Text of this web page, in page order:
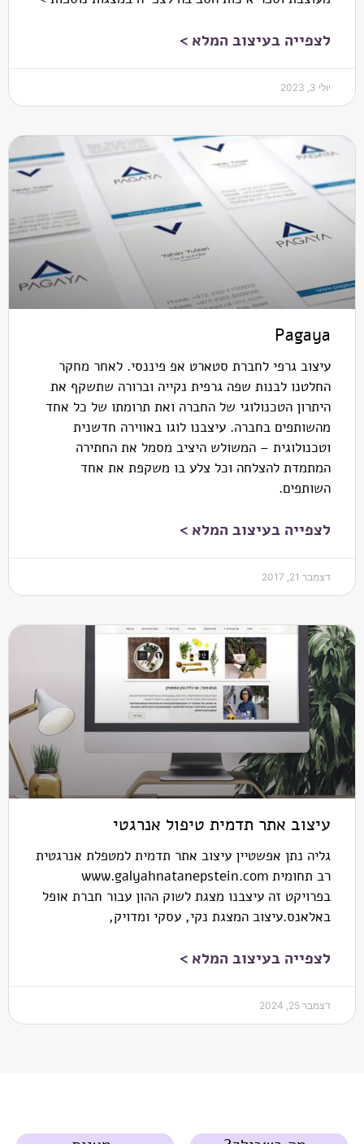
לצפייה בעיצוב המלא >
יולי 3, 2023
Pagaya
עיצוב גרפי לחברת סטארט אפ פיננסי. לאחר מחקר
החלטנו לבנות שפה גרפית נקייה וברורה שתשקף את
היתרון הטכנולוגי של החברה ואת תרומתו של כל אחד
מהשותפים בחברה. עיצבנו לוגו באווירה חדשנית
וטכנולוגית – המשולש היציב מסמל את החתירה
המתמדת להצלחה וכל צלע בו משקפת את אחד
השותפים.
לצפייה בעיצוב המלא >
דצמבר 21, 2017
עיצוב אתר תדמית טיפול אנרגטי
גליה נתן אפשטיין עיצוב אתר תדמית למטפלת אנרגטית
רב תחומית www.galyahnatanepstein.com
בפרויקט זה עיצבנו מצגת לשוק ההון עבור חברת אופל
באלאנס.עיצוב המצגת נקי, עסקי ומדויק,
לצפייה בעיצוב המלא >
דצמבר 25, 2024